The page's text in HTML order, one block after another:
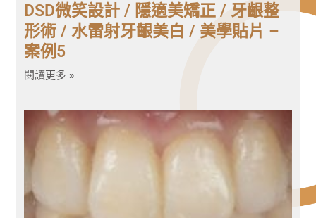
DSD微笑設計 / 隱適美矯正 / 牙齦整
形術 / 水雷射牙齦美白 / 美學貼片 –
案例5
閱讀更多 »